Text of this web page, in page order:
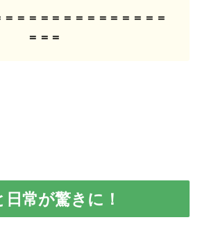
＝＝＝＝＝＝＝＝＝＝＝＝＝＝
＝＝＝
常が驚きに！